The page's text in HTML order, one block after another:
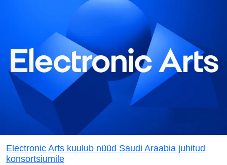
Electronic Arts kuulub nüüd Saudi Araabia juhitud
konsortsiumile